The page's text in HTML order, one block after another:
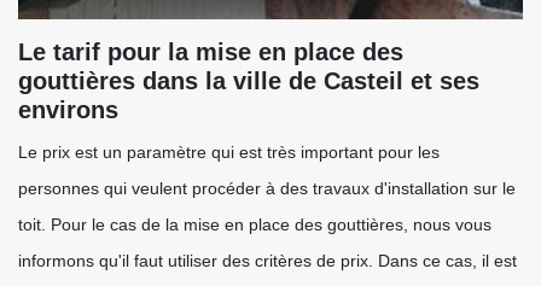
Le tarif pour la mise en place des
gouttières dans la ville de Casteil et ses
environs
Le prix est un paramètre qui est très important pour les
personnes qui veulent procéder à des travaux d'installation sur le
toit. Pour le cas de la mise en place des gouttières, nous vous
informons qu'il faut utiliser des critères de prix. Dans ce cas, il est